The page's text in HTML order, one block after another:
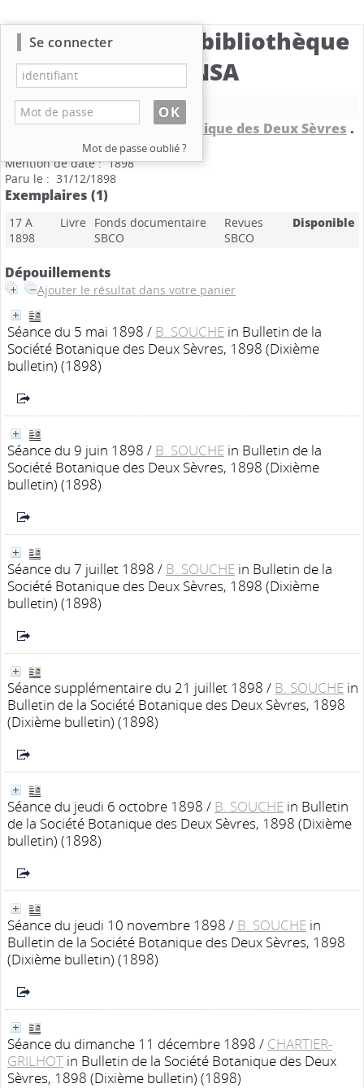
Catalogue de la bibliothèque
du CBNSA
Nouvelle recherche
Bulletin de la Société Botanique des Deux Sèvres .
1898 (Dixième bulletin)
Mention de date : 1898
Paru le : 31/12/1898
Exemplaires (1)
17 A
1898
Livre
Fonds documentaire
SBCO
Revues
SBCO
Disponible
Dépouillements
Ajouter le résultat dans votre panier
Séance du 5 mai 1898 / B. SOUCHE in Bulletin de la
Société Botanique des Deux Sèvres, 1898 (Dixième
bulletin) (1898)
Séance du 9 juin 1898 / B. SOUCHE in Bulletin de la
Société Botanique des Deux Sèvres, 1898 (Dixième
bulletin) (1898)
Séance du 7 juillet 1898 / B. SOUCHE in Bulletin de la
Société Botanique des Deux Sèvres, 1898 (Dixième
bulletin) (1898)
Séance supplémentaire du 21 juillet 1898 / B. SOUCHE in
Bulletin de la Société Botanique des Deux Sèvres, 1898
(Dixième bulletin) (1898)
Séance du jeudi 6 octobre 1898 / B. SOUCHE in Bulletin
de la Société Botanique des Deux Sèvres, 1898 (Dixième
bulletin) (1898)
Séance du jeudi 10 novembre 1898 / B. SOUCHE in
Bulletin de la Société Botanique des Deux Sèvres, 1898
(Dixième bulletin) (1898)
Séance du dimanche 11 décembre 1898 / CHARTIER-
GRILHOT in Bulletin de la Société Botanique des Deux
Sèvres, 1898 (Dixième bulletin) (1898)
Se connecter
Mot de passe oublié ?